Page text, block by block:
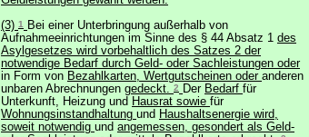
(3) 1
Bei einer Unterbringung außerhalb von
Aufnahmeeinrichtungen im Sinne des § 44 Absatz 1 des
Asylgesetzes wird vorbehaltlich des Satzes 2 der
notwendige Bedarf durch Geld- oder Sachleistungen oder
in Form von Bezahlkarten, Wertgutscheinen oder anderen
unbaren Abrechnungen gedeckt. 2 Der Bedarf für
Unterkunft, Heizung und Hausrat sowie für
Wohnungsinstandhaltung und Haushaltsenergie wird,
soweit notwendig und angemessen, gesondert als Geld-